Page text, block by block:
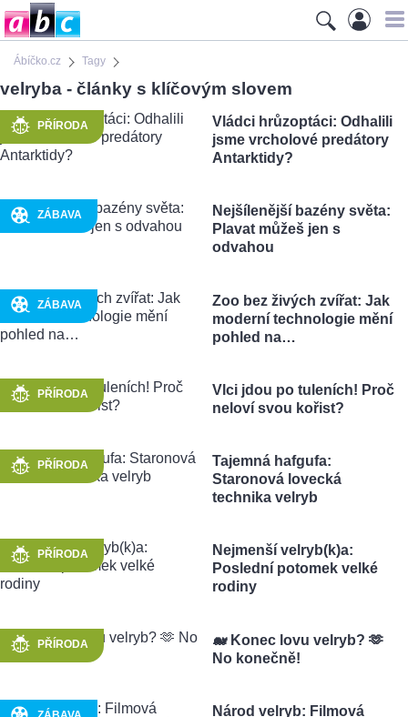
Ábíčko.cz Tagy
velryba - články s klíčovým slovem
PŘÍRODA
Vládci hrůzoptáci: Odhalili
jsme vrcholové predátory
Antarktidy?
ZÁBAVA
Nejšílenější bazény světa:
Plavat můžeš jen s
odvahou
ZÁBAVA
Zoo bez živých zvířat: Jak
moderní technologie mění
pohled na…
PŘÍRODA
Vlci jdou po tuleních! Proč
neloví svou kořist?
PŘÍRODA
Tajemná hafgufa:
Staronová lovecká
technika velryb
PŘÍRODA
Nejmenší velryb(k)a:
Poslední potomek velké
rodiny
PŘÍRODA
🐋 Konec lovu velryb? 🫶
No konečně!
Národ velryb: Filmová